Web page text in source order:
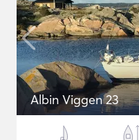
Albin Viggen 23